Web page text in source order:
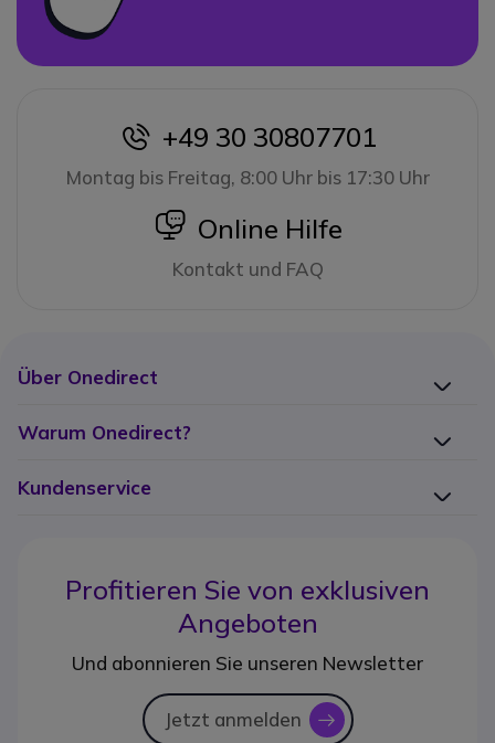
icon
+49 30 30807701
Montag bis Freitag, 8:00 Uhr bis 17:30 Uhr
icon
Online Hilfe
Kontakt und FAQ
Über Onedirect
Warum Onedirect?
Kundenservice
Profitieren Sie von exklusiven
Angeboten
Und abonnieren Sie unseren Newsletter
Jetzt anmelden icon